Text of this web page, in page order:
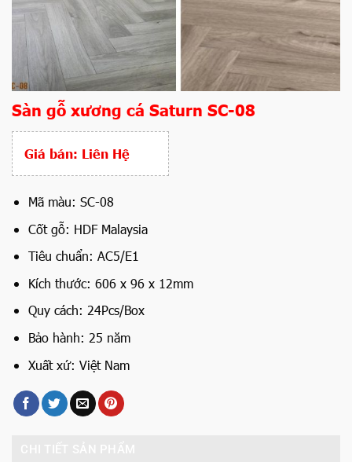
Sàn gỗ xương cá Saturn SC-08
Giá bán: Liên Hệ
Mã màu: SC-08
Cốt gỗ: HDF Malaysia
Tiêu chuẩn: AC5/E1
Kích thước: 606 x 96 x 12mm
Quy cách: 24Pcs/Box
Bảo hành: 25 năm
Xuất xứ: Việt Nam